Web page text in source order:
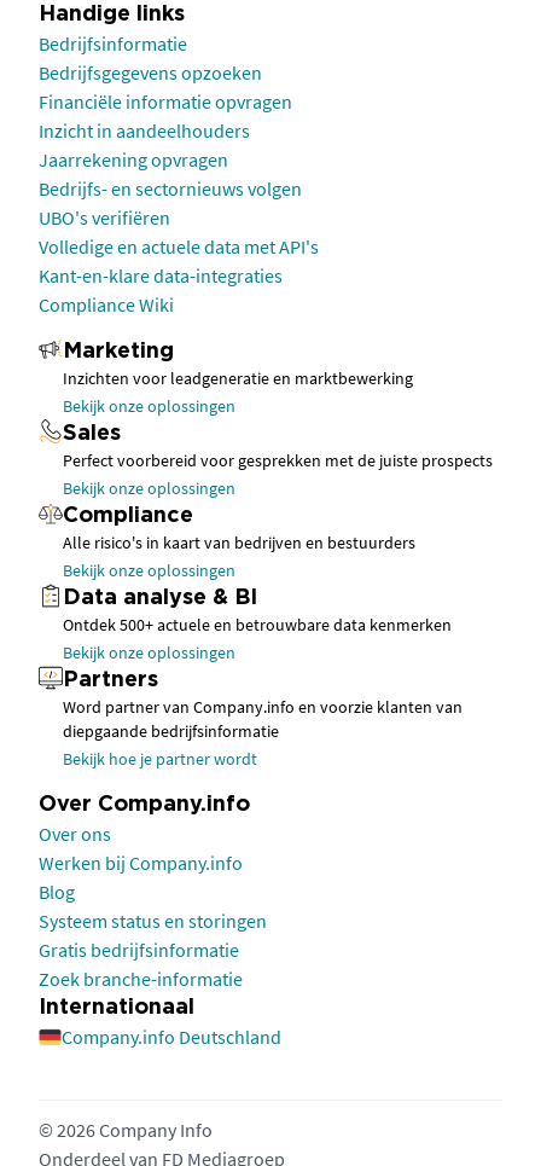
Handige links
Bedrijfsinformatie
Bedrijfsgegevens opzoeken
Financiële informatie opvragen
Inzicht in aandeelhouders
Jaarrekening opvragen
Bedrijfs- en sectornieuws volgen
UBO's verifiëren
Volledige en actuele data met API's
Kant-en-klare data-integraties
Compliance Wiki
Marketing
Inzichten voor leadgeneratie en marktbewerking
Bekijk onze oplossingen
Sales
Perfect voorbereid voor gesprekken met de juiste prospects
Bekijk onze oplossingen
Compliance
Alle risico's in kaart van bedrijven en bestuurders
Bekijk onze oplossingen
Data analyse & BI
Ontdek 500+ actuele en betrouwbare data kenmerken
Bekijk onze oplossingen
Partners
Word partner van Company.info en voorzie klanten van
diepgaande bedrijfsinformatie
Bekijk hoe je partner wordt
Over Company.info
Over ons
Werken bij Company.info
Blog
Systeem status en storingen
Gratis bedrijfsinformatie
Zoek branche-informatie
Internationaal
Company.info Deutschland
© 2026 Company Info
Onderdeel van FD Mediagroep